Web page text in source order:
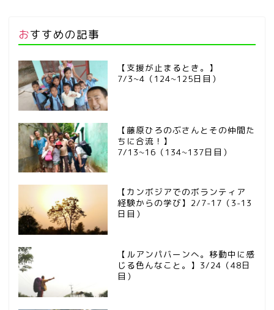
おすすめの記事
【支援が止まるとき。】
7/3~4（124~125日目）
【藤原ひろのぶさんとその仲間た
ちに合流！】
7/13~16（134~137日目）
【カンボジアでのボランティア
経験からの学び】2/7-17（3-13
日目）
【ルアンパバーンへ。移動中に感
じる色んなこと。】3/24（48日
目）